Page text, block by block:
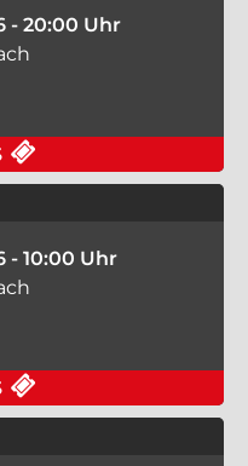
- 20:00 Uhr
- 10:00 Uhr